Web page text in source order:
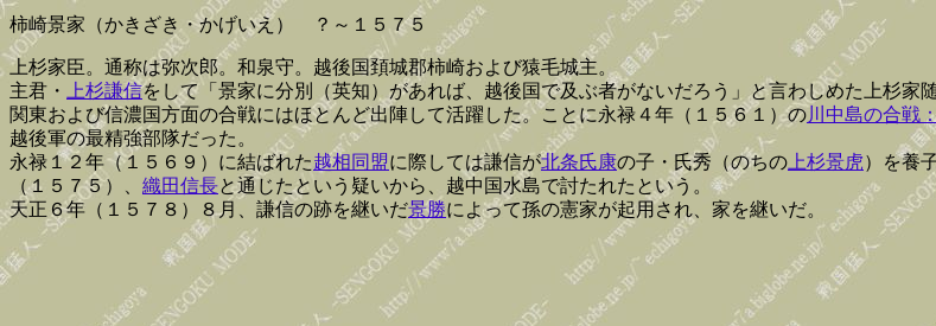
柿崎景家（かきざき・かげいえ） ？～１５７５
上杉家臣。通称は弥次郎。和泉守。越後国頚城郡柿崎および猿毛城主。
主君・
上杉謙信をして「景家に分別（英知）があれば、越後国で及ぶ者がないだろう」と言わしめた上杉家
関東および信濃国方面の合戦にはほとんど出陣して活躍した。ことに永禄４年（１５６１）の川中島の合戦
越後軍の最精強部隊だった。
永禄１２年（１５６９）に結ばれた越相同盟に際しては謙信が北条氏康の子・氏秀（のちの 上杉景虎）を養
（１５７５）、 織田信長と通じたという疑いから、越中国水島で討たれたという。
天正６年（１５７８）８月、謙信の跡を継いだ景勝によって孫の憲家が起用され、家を継いだ。